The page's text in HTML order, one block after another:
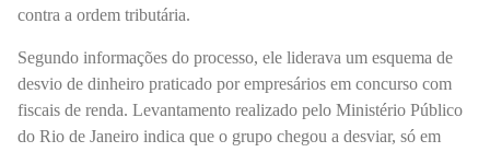
contra a ordem tributária.
Segundo informações do processo, ele liderava um esquema de
desvio de dinheiro praticado por empresários em concurso com
fiscais de renda. Levantamento realizado pelo Ministério Público
do Rio de Janeiro indica que o grupo chegou a desviar, só em